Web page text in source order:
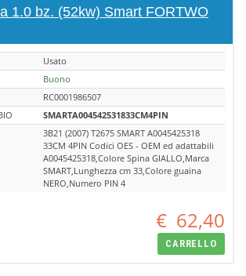
1.0 bz. (52kw) Smart FORTWO
Usato
Buono
RC0001986507
SMARTA004542531833CM4PIN
3B21 (2007) T2675 SMART A0045425318
33CM 4PIN Codici OES - OEM ed adattabili
A0045425318,Colore Spina GIALLO,Marca
SMART,Lunghezza cm 33,Colore guaina
NERO,Numero PIN 4
€ 62,40
CARRELLO